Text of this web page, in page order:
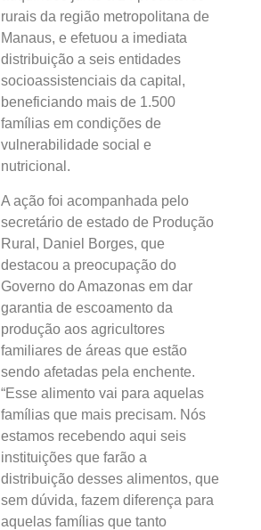
rurais da região metropolitana de
Manaus, e efetuou a imediata
distribuição a seis entidades
socioassistenciais da capital,
beneficiando mais de 1.500
famílias em condições de
vulnerabilidade social e
nutricional.
A ação foi acompanhada pelo
secretário de estado de Produção
Rural, Daniel Borges, que
destacou a preocupação do
Governo do Amazonas em dar
garantia de escoamento da
produção aos agricultores
familiares de áreas que estão
sendo afetadas pela enchente.
“Esse alimento vai para aquelas
famílias que mais precisam. Nós
estamos recebendo aqui seis
instituições que farão a
distribuição desses alimentos, que
sem dúvida, fazem diferença para
aquelas famílias que tanto